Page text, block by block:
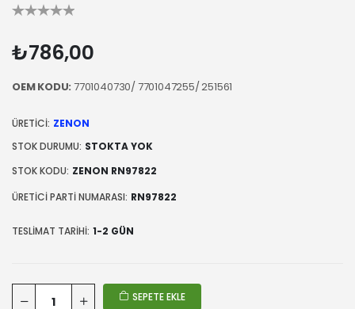
₺786,00
OEM KODU:7701040730/ 7701047255/ 251561
ÜRETICI: ZENON
STOK DURUMU: STOKTA YOK
STOK KODU: ZENON RN97822
ÜRETICI PARTI NUMARASI: RN97822
TESLIMAT TARIHI: 1-2 GÜN
SEPETE EKLE